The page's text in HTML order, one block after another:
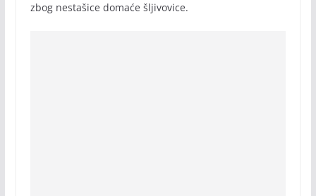
zbog nestašice domaće šljivovice.